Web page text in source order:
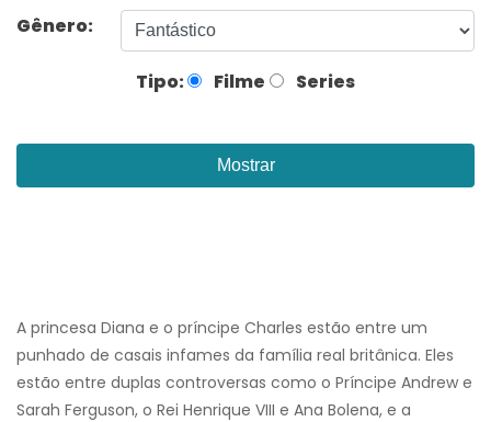
Gênero:
Tipo: Filme Series
Mostrar
A princesa Diana e o príncipe Charles estão entre um
punhado de casais infames da família real britânica. Eles
estão entre duplas controversas como o Príncipe Andrew e
Sarah Ferguson, o Rei Henrique VIII e Ana Bolena, e a